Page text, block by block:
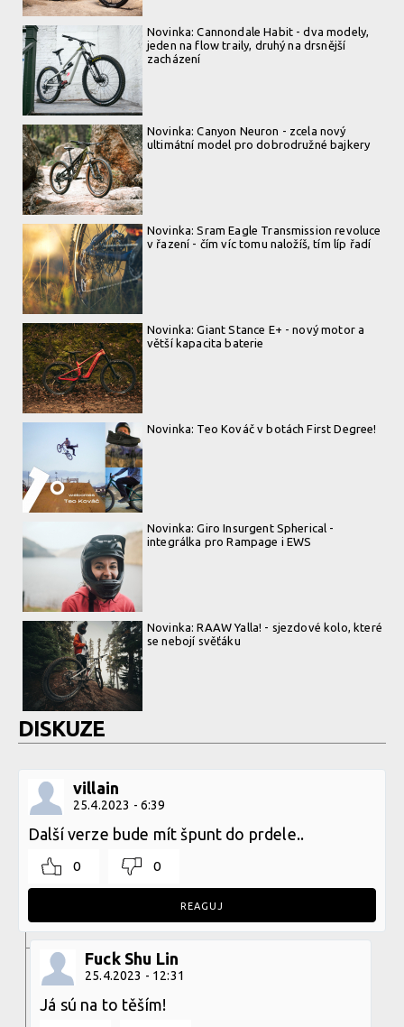
Novinka: Cannondale Habit - dva modely,
jeden na flow traily, druhý na drsnější
zacházení
Novinka: Canyon Neuron - zcela nový
ultimátní model pro dobrodružné bajkery
Novinka: Sram Eagle Transmission revoluce
v řazení - čím víc tomu naložíš, tím líp řadí
Novinka: Giant Stance E+ - nový motor a
větší kapacita baterie
Novinka: Teo Kováč v botách First Degree!
Novinka: Giro Insurgent Spherical -
integrálka pro Rampage i EWS
Novinka: RAAW Yalla! - sjezdové kolo, které
se nebojí svěťáku
DISKUZE
villain
25.4.2023 - 6:39
Další verze bude mít špunt do prdele..
0 0
REAGUJ
Fuck Shu Lin
25.4.2023 - 12:31
Já sú na to těším!